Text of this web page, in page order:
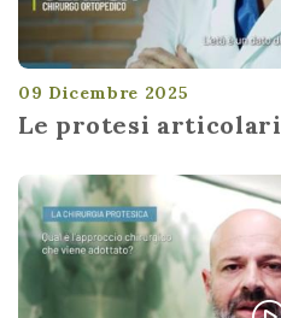
09 Dicembre 2025
Le protesi articolari